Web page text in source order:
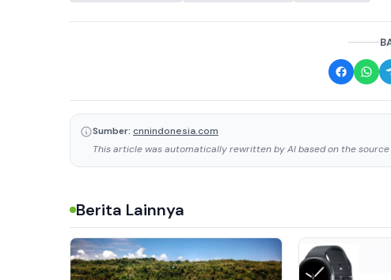
Sumber: cnnindonesia.com
This article was automatically rewritten by AI based on the
Berita Lainnya